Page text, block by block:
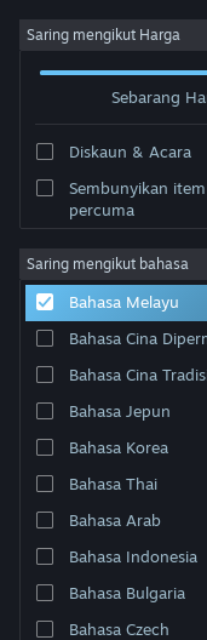
Sign in
Tentang
Sokongan
Ubah bahasa
Dapatkan Steam Mobile
Lihat laman web desktop
Saring mengikut Harga
Sebarang
Diskaun & Acara
Sembunyikan
percuma
Saring mengikut bahasa
Bahasa Melayu
Bahasa Cina
Bahasa Cina
Bahasa Jepun
Bahasa Korea
Bahasa Thai
Bahasa Arab
Bahasa Indonesia
Bahasa Bulgaria
Bahasa Czech
Pembangun: Takahiro
Susun mengikut Perkaitan
0 hasil sepadan dengan
berdasarkan pilihan anda.